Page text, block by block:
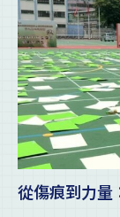
從傷痕到力量